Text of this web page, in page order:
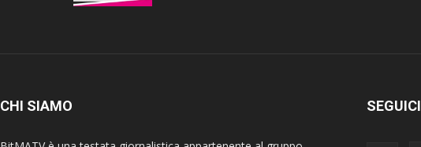
CHI SIAMO SEGUICI